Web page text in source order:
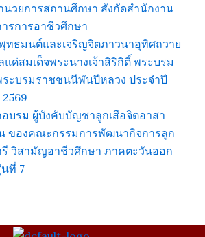
นวยการสถานศึกษา สังกัดสำนักงาน
รการอาชีวศึกษา
ทธมนต์และเจริญจิตภาวนาอุทิศถวาย
ด่สมเด็จพระนางเจ้าสิริกิติ์ พระบรม
ะบรมราชชนนีพันปีหลวง ประจำปี
อบรม ผู้บังคับบัญชาลูกเสือจิตอาสา
ของคณะกรรมการพัฒนากิจการลูก
รี วิสามัญอาชีวศึกษา ภาคตะวันออก
นที่ 7